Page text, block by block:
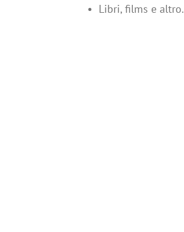
Libri, films e altro.